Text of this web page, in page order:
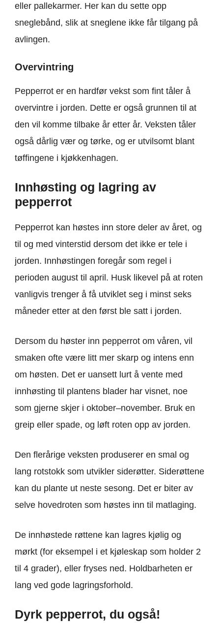
eller pallekarmer. Her kan du sette opp
sneglebånd, slik at sneglene ikke får tilgang på
avlingen.
Overvintring
Pepperrot er en hardfør vekst som fint tåler å
overvintre i jorden. Dette er også grunnen til at
den vil komme tilbake år etter år. Veksten tåler
også dårlig vær og tørke, og er utvilsomt blant
tøffingene i kjøkkenhagen.
Innhøsting og lagring av
pepperrot
Pepperrot kan høstes inn store deler av året, og
til og med vinterstid dersom det ikke er tele i
jorden. Innhøstingen foregår som regel i
perioden august til april. Husk likevel på at roten
vanligvis trenger å få utviklet seg i minst seks
måneder etter at den først ble satt i jorden.
Dersom du høster inn pepperrot om våren, vil
smaken ofte være litt mer skarp og intens enn
om høsten. Det er uansett lurt å vente med
innhøsting til plantens blader har visnet, noe
som gjerne skjer i oktober–november. Bruk en
greip eller spade, og løft roten opp av jorden.
Den flerårige veksten produserer en smal og
lang rotstokk som utvikler siderøtter. Siderøttene
kan du plante ut neste sesong. Det er biter av
selve hovedroten som høstes inn til matlaging.
De innhøstede røttene kan lagres kjølig og
mørkt (for eksempel i et kjøleskap som holder 2
til 4 grader), eller fryses ned. Holdbarheten er
lang ved gode lagringsforhold.
Dyrk pepperrot, du også!